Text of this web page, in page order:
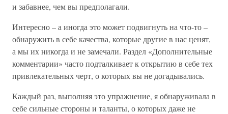
и забавнее, чем вы предполагали.
Интересно – а иногда это может подвигнуть на что-то –
обнаружить в себе качества, которые другие в нас ценят,
а мы их никогда и не замечали. Раздел «Дополнительные
комментарии» часто подталкивает к открытию в себе тех
привлекательных черт, о которых вы не догадывались.
Каждый раз, выполняя это упражнение, я обнаруживала в
себе сильные стороны и таланты, о которых даже не